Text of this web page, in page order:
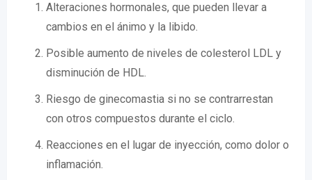
Alteraciones hormonales, que pueden llevar a
cambios en el ánimo y la libido.
Posible aumento de niveles de colesterol LDL y
disminución de HDL.
Riesgo de ginecomastia si no se contrarrestan
con otros compuestos durante el ciclo.
Reacciones en el lugar de inyección, como dolor o
inflamación.